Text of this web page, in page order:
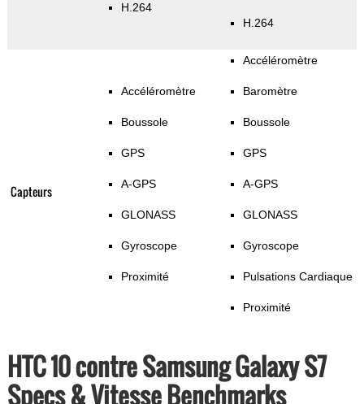
H.264
H.264
Capteurs
Accéléromètre
Boussole
GPS
A-GPS
GLONASS
Gyroscope
Proximité
Accéléromètre
Baromètre
Boussole
GPS
A-GPS
GLONASS
Gyroscope
Pulsations Cardiaque
Proximité
HTC 10 contre Samsung Galaxy S7
Specs & Vitesse Benchmarks